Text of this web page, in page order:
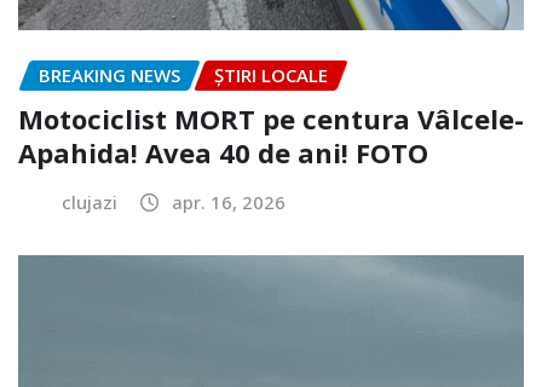
BREAKING NEWS ȘTIRI LOCALE
Motociclist MORT pe centura Vâlcele-
Apahida! Avea 40 de ani! FOTO
clujazi apr. 16, 2026